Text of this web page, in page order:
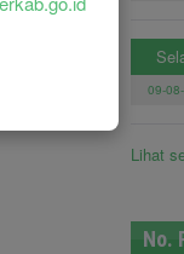
09-
Lihat
No.